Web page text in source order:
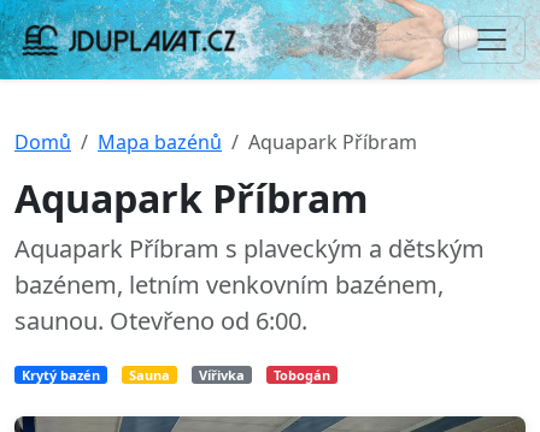
Domů Mapa bazénů Aquapark Příbram
Aquapark Příbram
Aquapark Příbram s plaveckým a dětským
bazénem, letním venkovním bazénem,
saunou. Otevřeno od 6:00.
Krytý bazén Sauna Vířivka Tobogán